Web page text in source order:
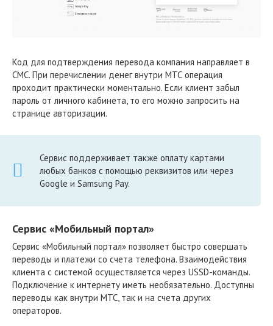
Код для подтверждения перевода компания направляет в
СМС. При перечислении денег внутри МТС операция
проходит практически моментально. Если клиент забыл
пароль от личного кабинета, то его можно запросить на
странице авторизации.
Сервис поддерживает также оплату картами
любых банков с помощью реквизитов или через
Google и Samsung Pay.
Сервис «Мобильный портал»
Сервис «Мобильный портал» позволяет быстро совершать
переводы и платежи со счета телефона. Взаимодействия
клиента с системой осуществляется через USSD-команды.
Подключение к интернету иметь необязательно. Доступны
переводы как внутри МТС, так и на счета других
операторов.